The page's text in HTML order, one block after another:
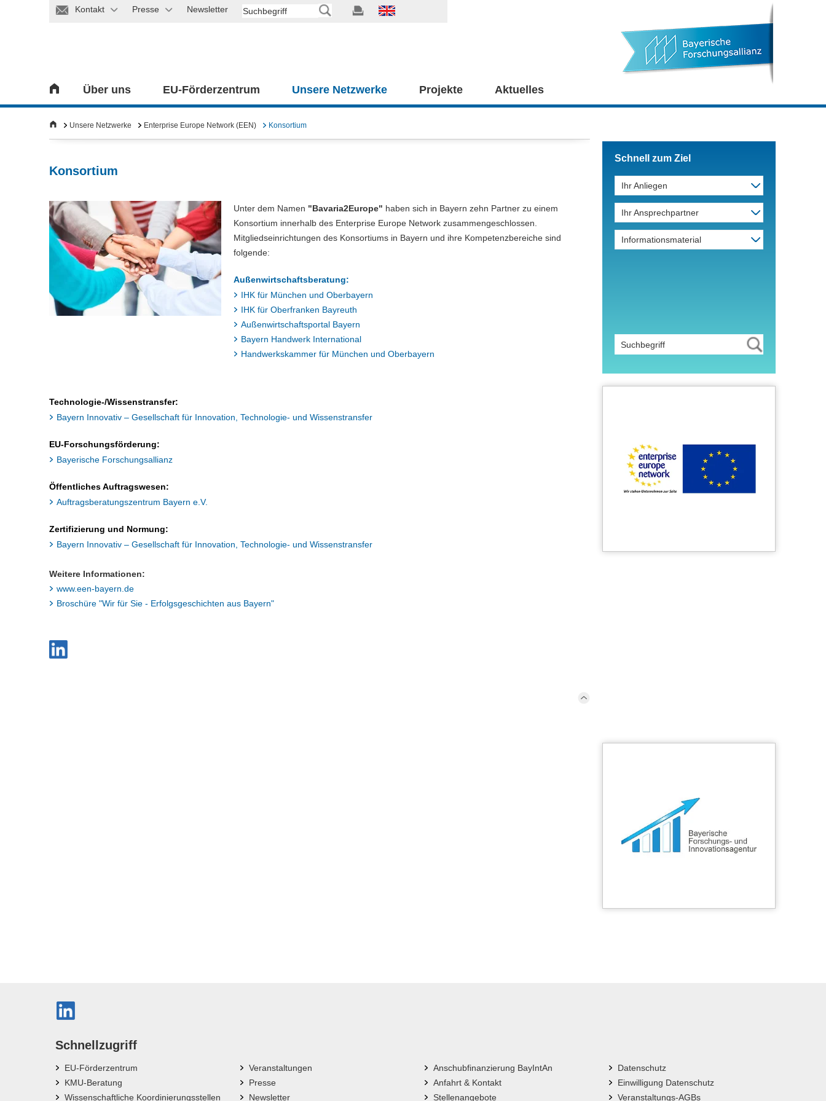
Kontakt Presse Newsletter
Über uns EU-Förderzentrum Unsere Netzwerke Projekte Aktuelles
Unsere Netzwerke Enterprise Europe Network (EEN) Konsortium
Konsortium
Unter dem Namen "Bavaria2Europe" haben sich in Bayern zehn Partner zu einem
Konsortium innerhalb des Enterprise Europe Network zusammengeschlossen.
Mitgliedseinrichtungen des Konsortiums in Bayern und ihre Kompetenzbereiche sind
folgende:
Außenwirtschaftsberatung:
IHK für München und Oberbayern
IHK für Oberfranken Bayreuth
Außenwirtschaftsportal Bayern
Bayern Handwerk International
Handwerkskammer für München und Oberbayern
Technologie-/Wissenstransfer:
Bayern Innovativ – Gesellschaft für Innovation, Technologie- und Wissenstransfer
EU-Forschungsförderung:
Bayerische Forschungsallianz
Öffentliches Auftragswesen:
Auftragsberatungszentrum Bayern e.V.
Zertifizierung und Normung:
Bayern Innovativ – Gesellschaft für Innovation, Technologie- und Wissenstransfer
Weitere Informationen:
www.een-bayern.de
Broschüre "Wir für Sie - Erfolgsgeschichten aus Bayern"
Schnell zum Ziel
Ihr Anliegen
Ihr Ansprechpartner
Informationsmaterial
Schnellzugriff
EU-Förderzentrum
KMU-Beratung
Wissenschaftliche Koordinierungsstellen
Veranstaltungen
Presse
Newsletter
Anschubfinanzierung BayIntAn
Anfahrt & Kontakt
Stellenangebote
Datenschutz
Einwilligung Datenschutz
Veranstaltungs-AGBs